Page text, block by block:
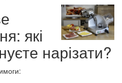
які
нарізати?